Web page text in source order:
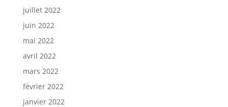
juillet 2022
juin 2022
mai 2022
avril 2022
mars 2022
février 2022
janvier 2022